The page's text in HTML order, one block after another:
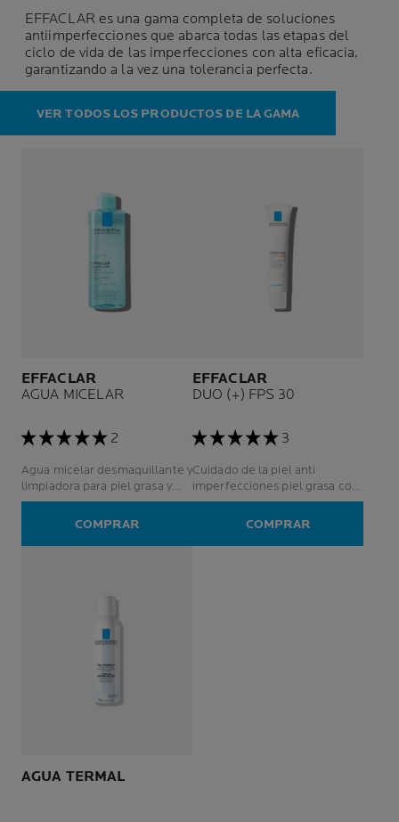
EFFACLAR es una gama completa de soluciones
antiimperfecciones que abarca todas las etapas del
ciclo de vida de las imperfecciones con alta eficacia,
garantizando a la vez una tolerancia perfecta.
VER TODOS LOS PRODUCTOS DE LA GAMA
EFFACLAR
AGUA MICELAR
2
Agua micelar desmaquillante y
limpiadora para piel grasa y
sensible
COMPRAR
EFFACLAR
DUO (+) FPS 30
3
Cuidado de la piel anti
imperfecciones piel grasa con
tendencia al acné - hombres y
COMPRAR
AGUA TERMAL